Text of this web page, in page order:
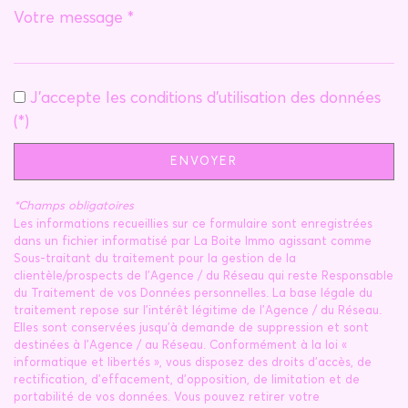
École primaire
Bureau de poste
statistiques
Nombre d'habitants 721
Propriétaires (vs. locataires)
Taxe habitation 12,82 %
Taxe foncière 17,87 %
Habitants de moins de 25 ans 26,45 %
Habitants de 25 à 55 ans 38,78 %
J'accepte les conditions d'utilisation des données
(*)
ENVOYER
*Champs obligatoires
Les informations recueillies sur ce formulaire sont enregistrées
dans un fichier informatisé par La Boite Immo agissant comme
Sous-traitant du traitement pour la gestion de la
clientèle/prospects de l'Agence / du Réseau qui reste Responsable
du Traitement de vos Données personnelles. La base légale du
traitement repose sur l'intérêt légitime de l'Agence / du Réseau.
Elles sont conservées jusqu'à demande de suppression et sont
destinées à l'Agence / au Réseau. Conformément à la loi «
informatique et libertés », vous disposez des droits d’accès, de
rectification, d’effacement, d’opposition, de limitation et de
portabilité de vos données. Vous pouvez retirer votre